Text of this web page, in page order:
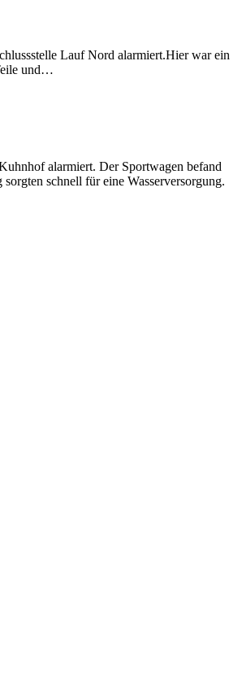
Lauf Nord alarmiert.Hier war ein
und…
alarmiert. Der Sportwagen befand
schnell für eine Wasserversorgung.